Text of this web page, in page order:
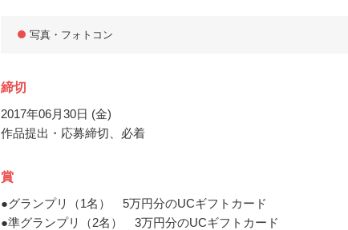
写真・フォトコン
締切
2017年06月30日 (金)
作品提出・応募締切、必着
賞
●グランプリ（1名） 5万円分のUCギフトカード
●準グランプリ（2名） 3万円分のUCギフトカード